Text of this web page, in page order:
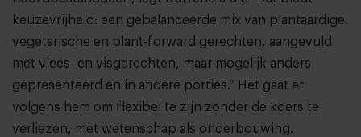
keuzevrijheid: een gebalanceerde mix van plantaardige,
vegetarische en plant-forward gerechten, aangevuld
met vlees- en visgerechten, maar mogelijk anders
gepresenteerd en in andere porties.” Het gaat er
volgens hem om flexibel te zijn zonder de koers te
verliezen, met wetenschap als onderbouwing.